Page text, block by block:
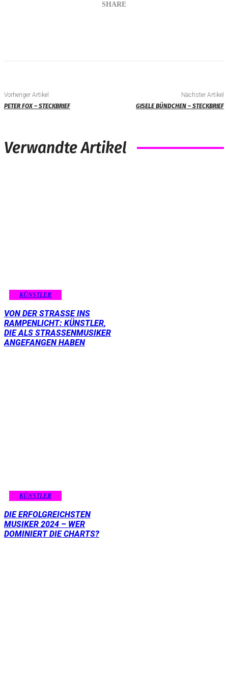
SHARE
Vorheriger Artikel
PETER FOX – STECKBRIEF
Nächster Artikel
GISELE BÜNDCHEN – STECKBRIEF
Verwandte Artikel
KÜNSTLER
VON DER STRASSE INS R
AMPENLICHT: KÜNSTLER, D
IE ALS STRASSENMUSIKER AN
GEFANGEN HABEN
KÜNSTLER
DIE ERFOLGREICHSTEN
MUSIKER 2024 – WER
DOMINIERT DIE CHARTS?